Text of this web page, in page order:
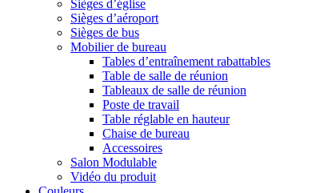
Sièges d’église
Sièges d’aéroport
Sièges de bus
Mobilier de bureau
Tables d’entraînement rabattables
Table de salle de réunion
Tableaux de salle de réunion
Poste de travail
Table réglable en hauteur
Chaise de bureau
Accessoires
Salon Modulable
Vidéo du produit